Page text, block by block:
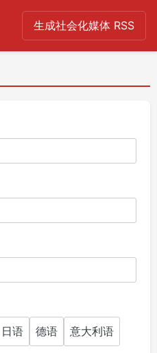
生成社会化媒体 RSS
日语 德语 意大利语